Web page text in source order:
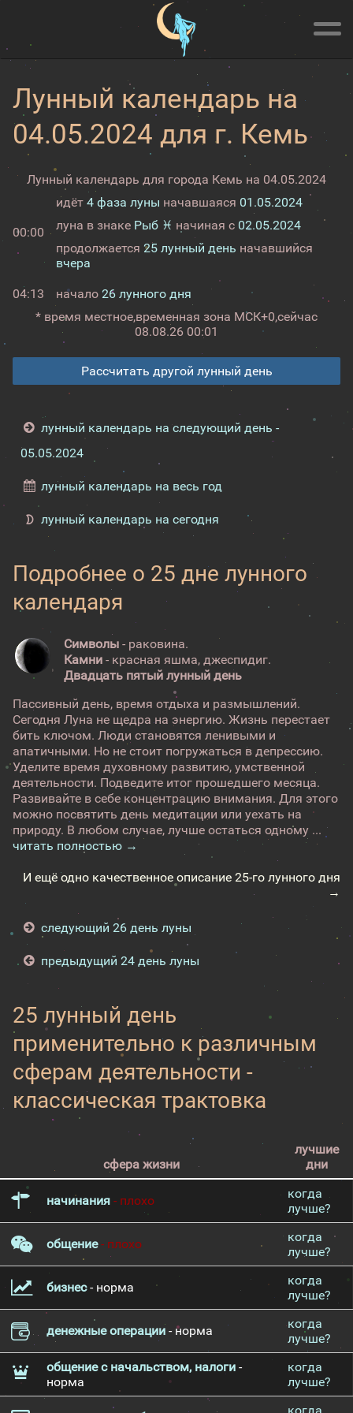
Лунный календарь на
04.05.2024 для г. Кемь
Лунный календарь для города Кемь на 04.05.2024
00:00
идёт 4 фаза луны начавшаяся 01.05.2024
луна в знаке Рыб ♓ начиная с 02.05.2024
продолжается 25 лунный день начавшийся
вчера
04:13 начало 26 лунного дня
* время местное,временная зона МСК+0,сейчас
08.08.26 00:01
Рассчитать другой лунный день
лунный календарь на следующий день -
05.05.2024
лунный календарь на весь год
лунный календарь на сегодня
Подробнее о 25 дне лунного
календаря
Символы - раковина.
Камни - красная яшма, джеспидиг.
Двадцать пятый лунный день
Пассивный день, время отдыха и размышлений.
Сегодня Луна не щедра на энергию. Жизнь перестает
бить ключом. Люди становятся ленивыми и
апатичными. Но не стоит погружаться в депрессию.
Уделите время духовному развитию, умственной
деятельности. Подведите итог прошедшего месяца.
Развивайте в себе концентрацию внимания. Для этого
можно посвятить день медитации или уехать на
природу. В любом случае, лучше остаться одному ...
читать полностью →
И ещё одно качественное описание 25-го лунного дня
→
следующий 26 день луны
предыдущий 24 день луны
25 лунный день
применительно к различным
сферам деятельности -
классическая трактовка
сфера жизни
лучшие
дни
начинания - плохо
когда
лучше?
общение- плохо
когда
лучше?
бизнес- норма
когда
лучше?
денежные операции - норма
когда
лучше?
общение с начальством, налоги -
норма
когда
лучше?